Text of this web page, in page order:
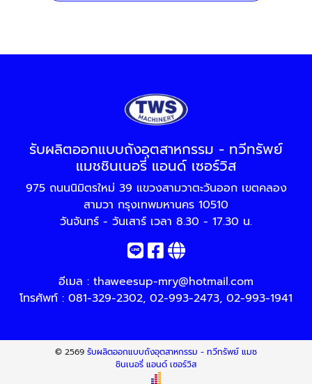
รับผลิตออกแบบถังอุตสาหกรรม - ทวีทรัพย์
แมชชินเนอรี่ แอนด์ เซอร์วิส
975 ถนนนิมิตรใหม่ 39 แขวงสามวาตะวันออก เขตคลอง
สามวา กรุงเทพมหานคร 10510
วันจันทร์ - วันเสาร์ เวลา 8.30 - 17.30 น.
อีเมล : thaweesup-mry@hotmail.com
โทรศัพท์ : 081-329-2302, 02-993-2473, 02-993-1941
© 2569 รับผลิตออกแบบถังอุตสาหกรรม - ทวีทรัพย์ แมช
ชินเนอรี่ แอนด์ เซอร์วิส